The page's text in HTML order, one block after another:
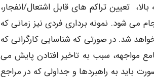
تعیین تراکم های قابل اشتعال/انفجار،
می شود. نمونه برداری فردی نیز زمانی که
شد. در صورتی که شناسایی کارگرانی که
مواجهه، سبب به تاخیر افتادن پایش می
باید به راهبردها و جداولی که در مراجع